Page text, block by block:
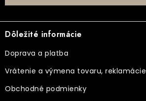
á
p
ä
e
Dôležité informácie
Doprava a platba
Vrátenie a výmena tovaru, reklamácie
Obchodné podmienky